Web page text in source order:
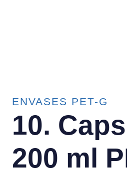
ENVASES PET-G
10.
200 ml